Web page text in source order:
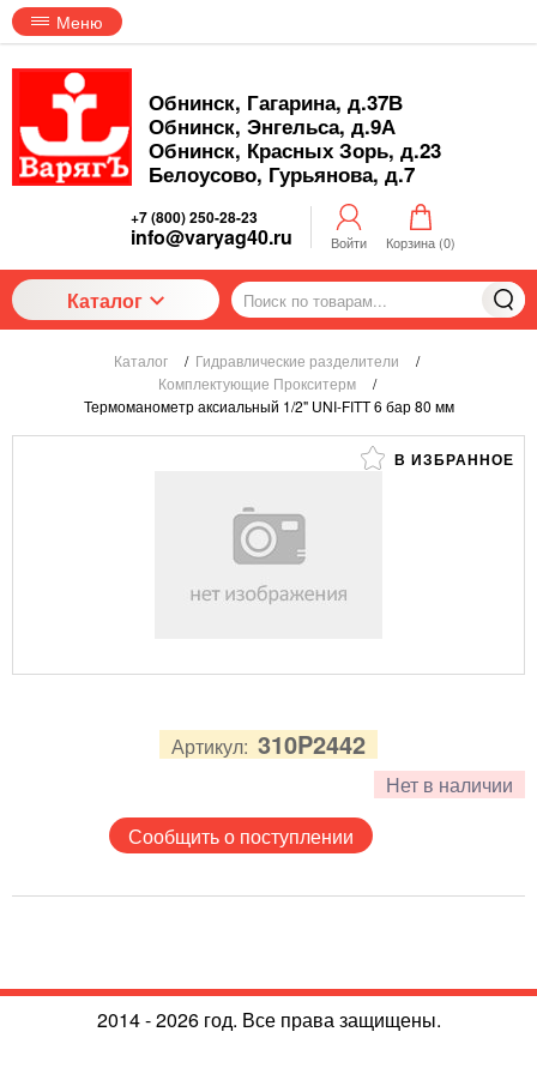
Меню
Обнинск, Гагарина, д.37В
Обнинск, Энгельса, д.9А
Обнинск, Красных Зорь, д.23
Белоусово, Гурьянова, д.7
+7 (800) 250-28-23
info@varyag40.ru Войти Корзина (0)
Каталог
Каталог / Гидравлические разделители
/
Комплектующие Прокситерм
/
Термоманометр аксиальный 1/2" UNI-FITT 6 бар 80 мм
В ИЗБРАННОЕ
Артикул: 310P2442
Нет в наличии
Сообщить о поступлении
2014 - 2026 год. Все права защищены.